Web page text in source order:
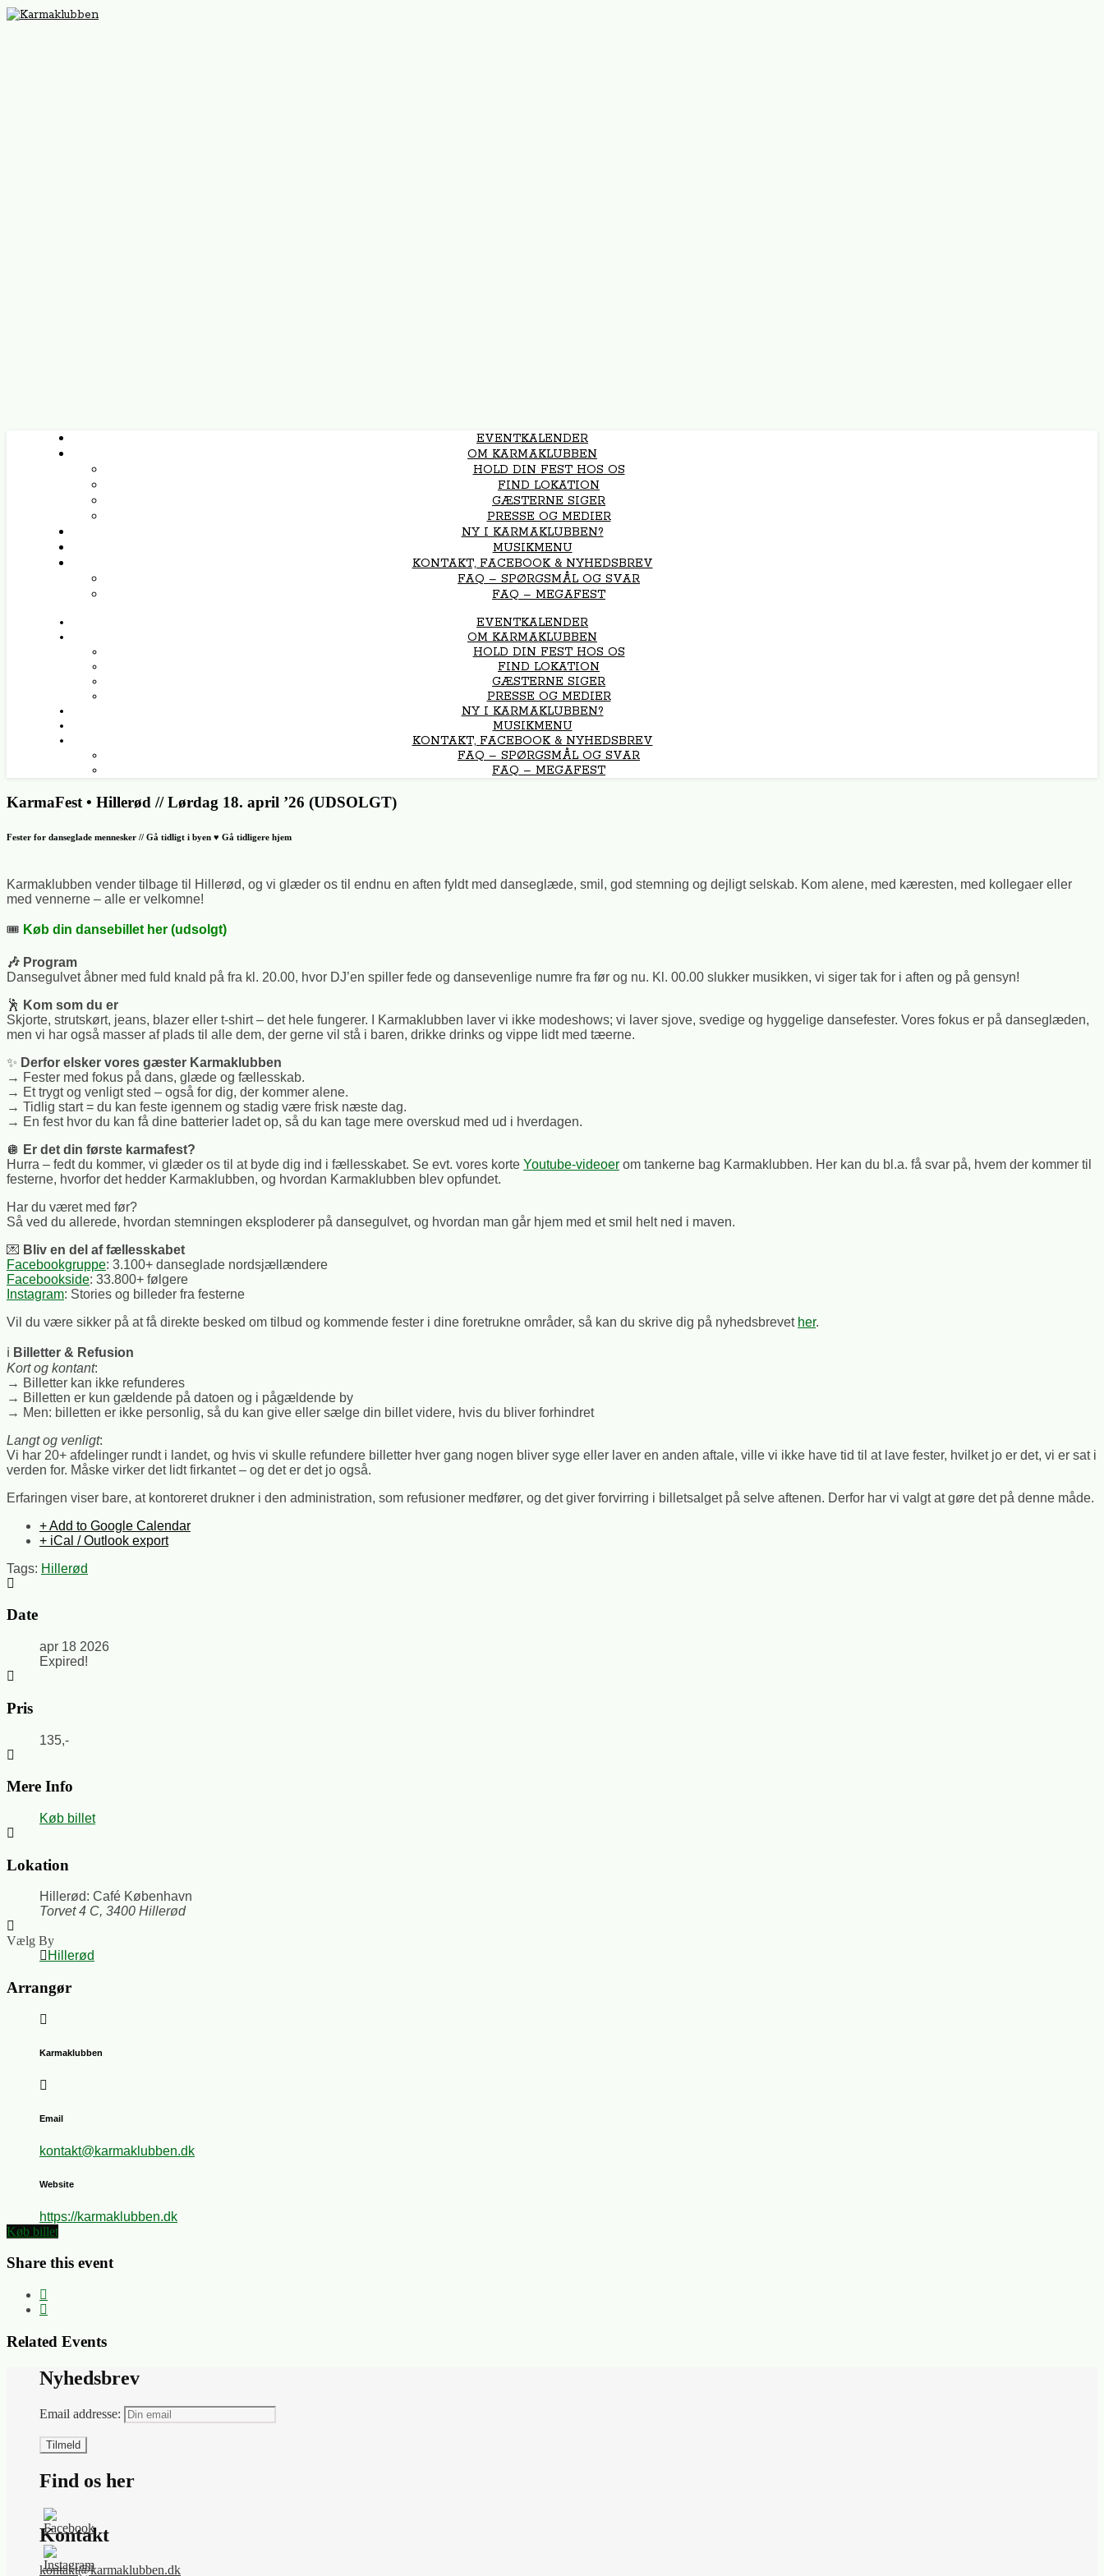
EVENTKALENDER
OM KARMAKLUBBEN
HOLD DIN FEST HOS OS
FIND LOKATION
GÆSTERNE SIGER
PRESSE OG MEDIER
NY I KARMAKLUBBEN?
MUSIKMENU
KONTAKT, FACEBOOK & NYHEDSBREV
FAQ – SPØRGSMÅL OG SVAR
FAQ – MEGAFEST
EVENTKALENDER
OM KARMAKLUBBEN
HOLD DIN FEST HOS OS
FIND LOKATION
GÆSTERNE SIGER
PRESSE OG MEDIER
NY I KARMAKLUBBEN?
MUSIKMENU
KONTAKT, FACEBOOK & NYHEDSBREV
FAQ – SPØRGSMÅL OG SVAR
FAQ – MEGAFEST
KarmaFest • Hillerød // Lørdag 18. april ’26 (UDSOLGT)
Fester for danseglade mennesker // Gå tidligt i byen ♥ Gå tidligere hjem
Karmaklubben vender tilbage til Hillerød, og vi glæder os til endnu en aften fyldt med danseglæde, smil, god stemning og dejligt selskab. Kom alene, med kæresten, med kollegaer eller
med vennerne – alle er velkomne!
🎟️ Køb din dansebillet her (udsolgt)
🎶 Program
Dansegulvet åbner med fuld knald på fra kl. 20.00, hvor DJ’en spiller fede og dansevenlige numre fra før og nu. Kl. 00.00 slukker musikken, vi siger tak for i aften og på gensyn!
🕺 Kom som du er
Skjorte, strutskørt, jeans, blazer eller t-shirt – det hele fungerer. I Karmaklubben laver vi ikke modeshows; vi laver sjove, svedige og hyggelige dansefester. Vores fokus er på danseglæden,
men vi har også masser af plads til alle dem, der gerne vil stå i baren, drikke drinks og vippe lidt med tæerne.
✨ Derfor elsker vores gæster Karmaklubben
→ Fester med fokus på dans, glæde og fællesskab.
→ Et trygt og venligt sted – også for dig, der kommer alene.
→ Tidlig start = du kan feste igennem og stadig være frisk næste dag.
→ En fest hvor du kan få dine batterier ladet op, så du kan tage mere overskud med ud i hverdagen.
🪩 Er det din første karmafest?
Hurra – fedt du kommer, vi glæder os til at byde dig ind i fællesskabet. Se evt. vores korte Youtube-videoer om tankerne bag Karmaklubben. Her kan du bl.a. få svar på, hvem der kommer til
festerne, hvorfor det hedder Karmaklubben, og hvordan Karmaklubben blev opfundet.
Har du været med før?
Så ved du allerede, hvordan stemningen eksploderer på dansegulvet, og hvordan man går hjem med et smil helt ned i maven.
💌 Bliv en del af fællesskabet
Facebookgruppe: 3.100+ danseglade nordsjællændere
Facebookside: 33.800+ følgere
Instagram: Stories og billeder fra festerne
Vil du være sikker på at få direkte besked om tilbud og kommende fester i dine foretrukne områder, så kan du skrive dig på nyhedsbrevet her.
ℹ️ Billetter & Refusion
Kort og kontant:
→ Billetter kan ikke refunderes
→ Billetten er kun gældende på datoen og i pågældende by
→ Men: billetten er ikke personlig, så du kan give eller sælge din billet videre, hvis du bliver forhindret
Langt og venligt:
Vi har 20+ afdelinger rundt i landet, og hvis vi skulle refundere billetter hver gang nogen bliver syge eller laver en anden aftale, ville vi ikke have tid til at lave fester, hvilket jo er det, vi er sat i
verden for. Måske virker det lidt firkantet – og det er det jo også.
Erfaringen viser bare, at kontoreret drukner i den administration, som refusioner medfører, og det giver forvirring i billetsalget på selve aftenen. Derfor har vi valgt at gøre det på denne måde.
+ Add to Google Calendar
+ iCal / Outlook export
Tags: Hillerød
Date
apr 18 2026
Expired!
Pris
135,-
Mere Info
Køb billet
Lokation
Hillerød: Café København
Torvet 4 C, 3400 Hillerød
Vælg By
Hillerød
Arrangør
Karmaklubben
Email
kontakt@karmaklubben.dk
Website
https://karmaklubben.dk
Køb billet
Share this event
Related Events
Nyhedsbrev
Email addresse:
Find os her
Kontakt
kontakt@karmaklubben.dk